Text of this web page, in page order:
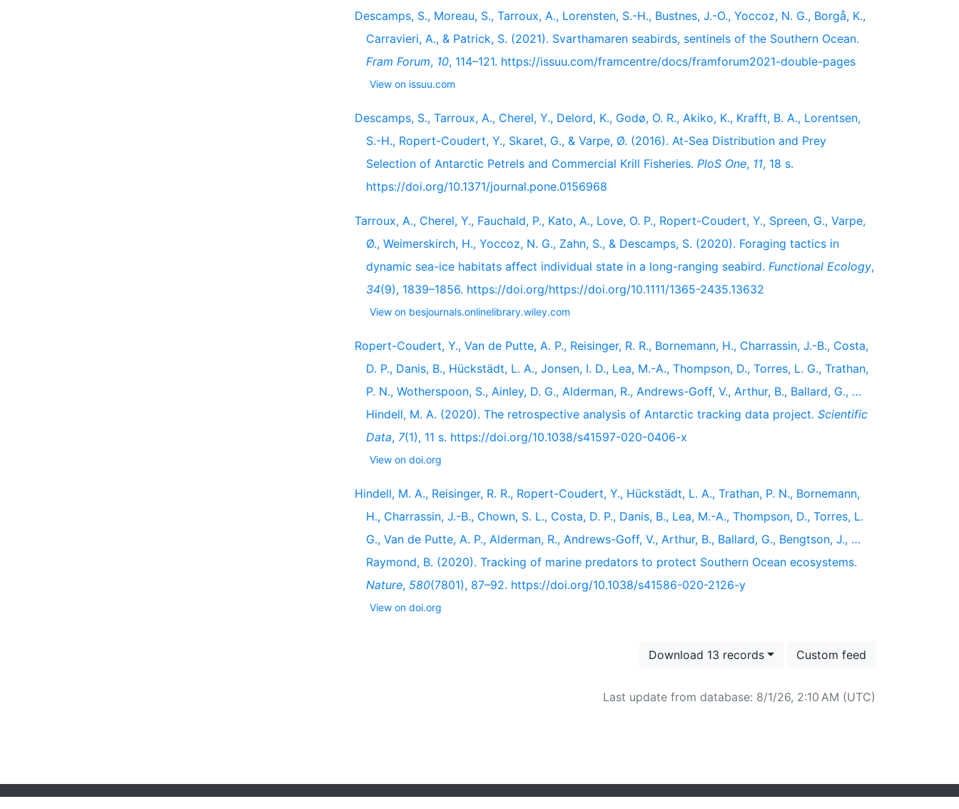
Descamps, S., Moreau, S., Tarroux, A., Lorensten, S.-H., Bustnes, J.-O., Yoccoz, N. G., Borgå, K.,
Carravieri, A., & Patrick, S. (2021). Svarthamaren seabirds, sentinels of the Southern Ocean.
Fram Forum, 10, 114–121. https://issuu.com/framcentre/docs/framforum2021-double-pages
View on issuu.com
Descamps, S., Tarroux, A., Cherel, Y., Delord, K., Godø, O. R., Akiko, K., Krafft, B. A., Lorentsen,
S.-H., Ropert-Coudert, Y., Skaret, G., & Varpe, Ø. (2016). At-Sea Distribution and Prey
Selection of Antarctic Petrels and Commercial Krill Fisheries. PloS One, 11, 18 s.
https://doi.org/10.1371/journal.pone.0156968
Tarroux, A., Cherel, Y., Fauchald, P., Kato, A., Love, O. P., Ropert-Coudert, Y., Spreen, G., Varpe,
Ø., Weimerskirch, H., Yoccoz, N. G., Zahn, S., & Descamps, S. (2020). Foraging tactics in
dynamic sea-ice habitats affect individual state in a long-ranging seabird. Functional Ecology,
34(9), 1839–1856. https://doi.org/https://doi.org/10.1111/1365-2435.13632
View on besjournals.onlinelibrary.wiley.com
Ropert-Coudert, Y., Van de Putte, A. P., Reisinger, R. R., Bornemann, H., Charrassin, J.-B., Costa,
D. P., Danis, B., Hückstädt, L. A., Jonsen, I. D., Lea, M.-A., Thompson, D., Torres, L. G., Trathan,
P. N., Wotherspoon, S., Ainley, D. G., Alderman, R., Andrews-Goff, V., Arthur, B., Ballard, G., …
Hindell, M. A. (2020). The retrospective analysis of Antarctic tracking data project. Scientific
Data, 7(1), 11 s. https://doi.org/10.1038/s41597-020-0406-x
View on doi.org
Hindell, M. A., Reisinger, R. R., Ropert-Coudert, Y., Hückstädt, L. A., Trathan, P. N., Bornemann,
H., Charrassin, J.-B., Chown, S. L., Costa, D. P., Danis, B., Lea, M.-A., Thompson, D., Torres, L.
G., Van de Putte, A. P., Alderman, R., Andrews-Goff, V., Arthur, B., Ballard, G., Bengtson, J., …
Raymond, B. (2020). Tracking of marine predators to protect Southern Ocean ecosystems.
Nature, 580(7801), 87–92. https://doi.org/10.1038/s41586-020-2126-y
View on doi.org
Download 13 records Custom feed
Last update from database: 8/1/26, 2:10 AM (UTC)